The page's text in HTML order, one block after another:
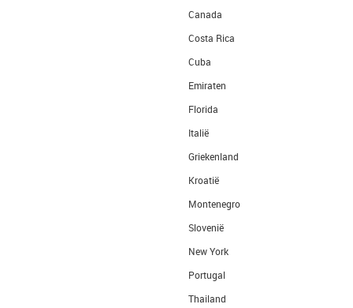
Canada
Costa Rica
Cuba
Emiraten
Florida
Italië
Griekenland
Kroatië
Montenegro
Slovenië
New York
Portugal
Thailand